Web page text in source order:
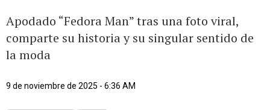
Apodado “Fedora Man” tras una foto viral,
comparte su historia y su singular sentido de
la moda
9 de noviembre de 2025 - 6:36 AM